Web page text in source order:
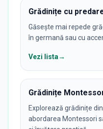
Grădinițe cu
Găsește mai repede
în germană sau cu
Vezi lista→
Grădinițe
Explorează grădinițe
abordarea Montessori